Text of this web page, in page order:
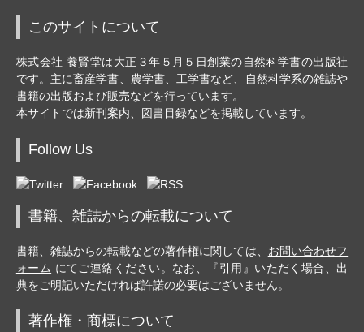
このサイトについて
株式会社 養賢堂は大正３年５月５日創業の自然科学書の出版社
です。主に畜産学書、農学書、工学書など、自然科学系の雑誌や
書籍の出版および販売などを行っています。
本サイトでは新刊案内、図書目録などを掲載しています。
Follow Us
書籍、雑誌からの転載について
書籍、雑誌からの転載などの著作権に関しては、 お問い合わせフ
ォーム にてご連絡ください。なお、『引用』いただく場合、出
典をご明記いただければ許諾の必要はございません。
著作権・商標について